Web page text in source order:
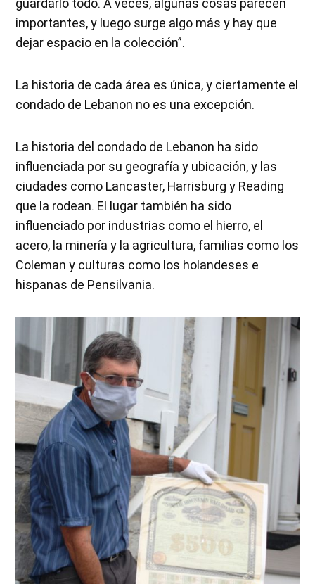
guardarlo todo. A veces, algunas cosas parecen
importantes, y luego surge algo más y hay que
dejar espacio en la colección”.
La historia de cada área es única, y ciertamente el
condado de Lebanon no es una excepción.
La historia del condado de Lebanon ha sido
influenciada por su geografía y ubicación, y las
ciudades como Lancaster, Harrisburg y Reading
que la rodean. El lugar también ha sido
influenciado por industrias como el hierro, el
acero, la minería y la agricultura, familias como los
Coleman y culturas como los holandeses e
hispanas de Pensilvania.